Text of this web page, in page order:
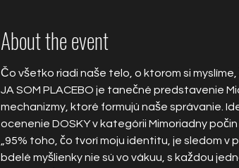
About the event
Čo všetko riadi naše telo, o ktorom si
JA SOM PLACEBO je tanečné predstavenie
mechanizmy, ktoré formujú naše správanie.
ocenenie DOSKY v kategórii Mimoriadny
„95% toho, čo tvorí moju identitu, je sledom
bdelé myšlienky nie sú vo vákuu, s každou